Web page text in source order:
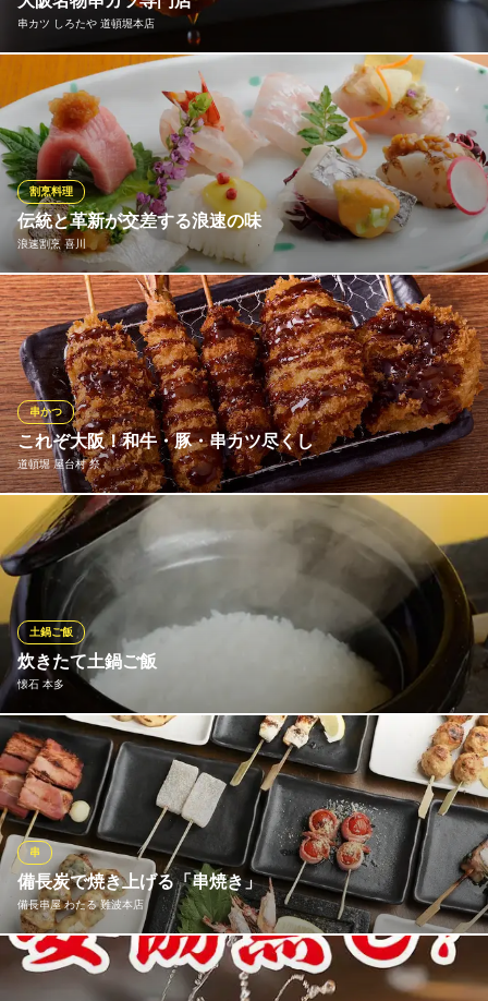
大阪府大阪市中央区難波5-1-60 なんばCITY南館1F
串カツ しろたや 道頓堀本店
フードファイターのジャイアント白田がプロデュース！大阪名物
串カツ専門店◎自慢の串カツは、厳選素材、そして『秘伝の
衣』・『素材の味を引き出すソース』・『独自ブレンドの油』を
使用したこだわりの味わい！定番メニューは勿論、四季折々の旬
の食材を使用した期間限定の季節の厳選串カツもございますの
で、お楽しみに！
串カツ しろたや 道頓堀本店
なんば道頓堀の串かつ屋
大阪メトロ御堂筋線なんば駅14番出口 徒歩5分
大阪府大阪市中央区道頓堀1-7-21 中座くいだおれビル3F
伝統と革新が交差する浪速の味
浪速割烹 喜川
割烹料理
大阪料理が古くから大切にしてきた、食材を余すところなく使い
切る「始末の心」。その伝統的な精神をしっかりと受け継ぎなが
ら、フレンチの技法を学んだ二代目が加えるジャンルを超えた創
意工夫が、当店の最大の魅力です。
浪速割烹 喜川
割烹 伝統の大阪料理
大阪メトロ御堂筋線なんば駅 徒歩5分
大阪府大阪市中央区道頓堀1-7-7
これぞ大阪！和牛・豚・串カツ尽くし
道頓堀 屋台村 祭
串かつ
黄金色のサクサク串カツ。最高の揚げ上がり 大阪名物といえば、
何と言っても串カツ。まずはこの一皿からご注文ください。 厳選
した肉・海鮮・旬の野菜の中から間違いない5本をセレクト。 秘
伝のソースとともに熱々をお召し上がりください。
道頓堀 屋台村 祭
屋台村
大阪メトロ千日前線なんば駅 徒歩4分
大阪府大阪市中央区宗右衛門町7-7
炊きたて土鍋ご飯
懐石 本多
土鍋ご飯
食事の最後にお出しする白ご飯は、「米の老舗 小倉」（大阪市城
東区）の店主が拘りに拘り抜いた、合わせ米。香り、つや、粘
り、甘み、食感のバランスが非常に良い、味のあるお米。お客様
の進み具合を見ながら土鍋に火を入れ、一番美味しいタイミング
でお出ししています。
懐石 本多
大阪 懐石
大阪メトロ御堂筋線なんば駅14番出口 徒歩10分
大阪府大阪市中央区宗右衛門町3-7 BRAVI宗右衛門町3F
備長炭で焼き上げる「串焼き」
備長串屋 わたる 難波本店
串
備長炭で1つ1つじっくり焼き上げ、調味料も素材に合わせ、自信
を持ってご提供いたします。 新鮮海の幸は、日々の市場厳選素材